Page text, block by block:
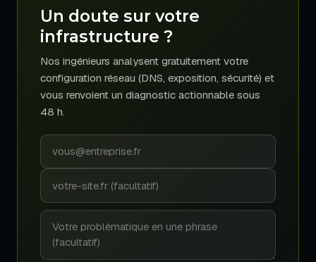
Un doute sur votre
infrastructure ?
Nos ingénieurs analysent gratuitement votre
configuration réseau (DNS, exposition, sécurité) et
vous renvoient un diagnostic actionnable sous
48 h.